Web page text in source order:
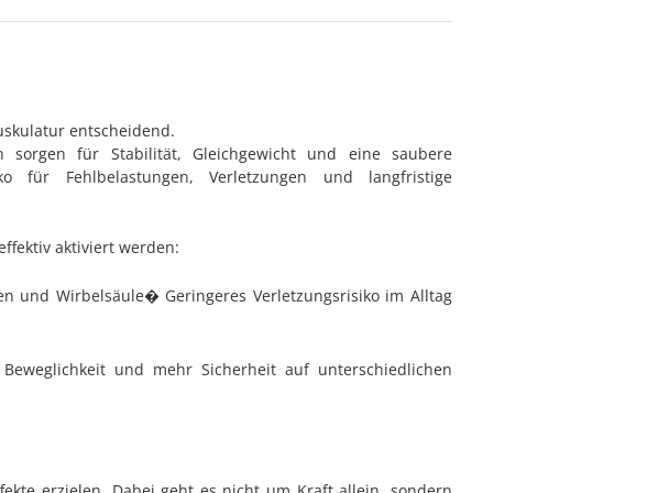
entscheidend.
sorgen für Stabilität, Gleichgewicht und eine saubere
für Fehlbelastungen, Verletzungen und langfristige
aktiviert werden:
und Wirbelsäule�Geringeres Verletzungsrisiko im Alltag
Beweglichkeit und mehr Sicherheit auf unterschiedlichen